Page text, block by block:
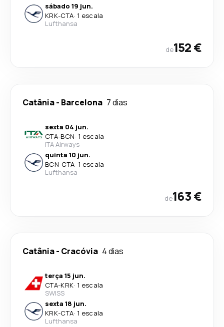
sábado 19 jun.
KRK-CTA· 1 escala
Lufthansa
de152 €
Catânia- Barcelona 7 dias
sexta 04 jun.
CTA-BCN· 1 escala
ITA Airways
quinta 10 jun.
BCN-CTA· 1 escala
Lufthansa
de163 €
Catânia- Cracóvia 4 dias
terça 15 jun.
CTA-KRK· 1 escala
SWISS
sexta 18 jun.
KRK-CTA· 1 escala
Lufthansa